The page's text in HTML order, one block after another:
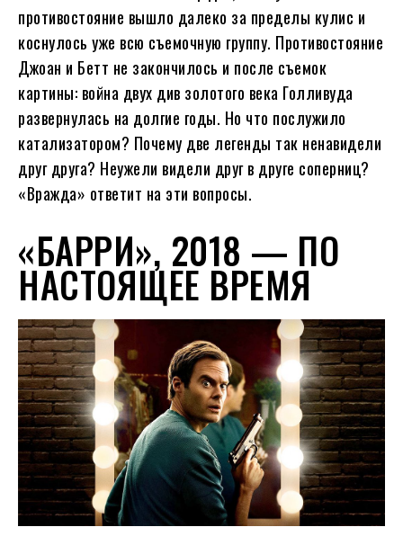
противостояние вышло далеко за пределы кулис и
коснулось уже всю съемочную группу. Противостояние
Джоан и Бетт не закончилось и после съемок
картины: война двух див золотого века Голливуда
развернулась на долгие годы. Но что послужило
катализатором? Почему две легенды так ненавидели
друг друга? Неужели видели друг в друге соперниц?
«Вражда» ответит на эти вопросы.
«БАРРИ», 2018 — ПО
НАСТОЯЩЕЕ ВРЕМЯ